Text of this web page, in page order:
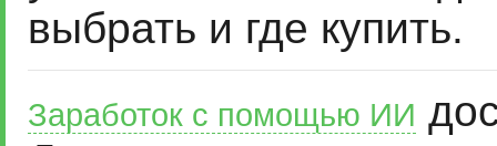
выбрать и где купить.
Заработок с помощью ИИ